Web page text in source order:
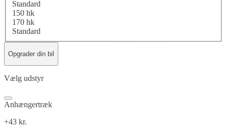
Standard
150 hk
170 hk
Standard
Opgrader din bil
Vælg udstyr
Anhængertræk
+43 kr.